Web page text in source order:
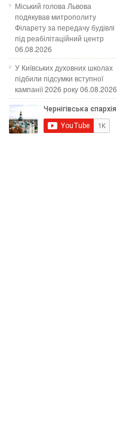
Міський голова Львова
подякував митрополиту
Філарету за передачу будівлі
під реабілітаційний центр
06.08.2026
У Київських духовних школах
підбили підсумки вступної
кампанії 2026 року06.08.2026